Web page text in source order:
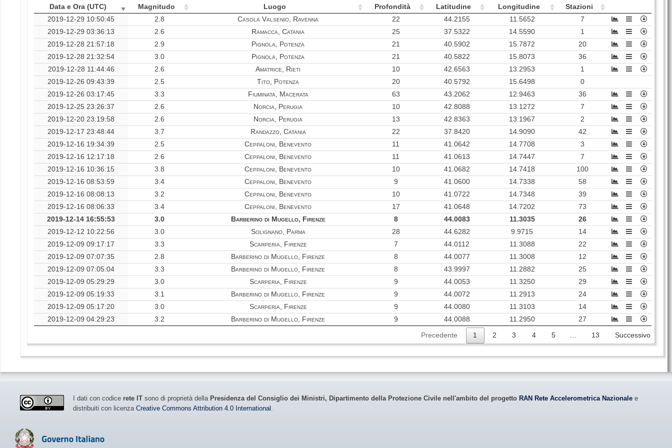
0.02 UMBT 115 16358 Umbertide (
TOD 15789 PG
SSO 15227 Sansepolcro ( AR
0.01 BVT 137 6723 Borgo Val di Taro (PR)
CMRN 6268 Camerino (MC)
Data e Ora (UTC)
Magnitudo Luogo Profondità Latitudine Longitudine
Stazioni
2019-12-29 10:50:45
2.8 Casola Valsenio, Ravenna 22 44.2155 11.5652
7
2019-12-29 03:36:13
2.6 Ramacca, Catania 25 37.5322 14.5590
1
2019-12-28 21:57:18
2.9 Pignola, Potenza 21 40.5902 15.7872
20
2019-12-28 21:32:54
3.0 Pignola, Potenza 21 40.5822 15.8073
36
2019-12-28 11:44:46
2.6 Amatrice, Rieti 10 42.6563 13.2953
1
2019-12-26 09:43:39
2.5 Tito, Potenza 20 40.5792 15.6498
0
2019-12-26 03:17:45
3.3 Fiuminata, Macerata 63 43.2062 12.9463
36
2019-12-25 23:26:37
2.6 Norcia, Perugia 10 42.8088 13.1272
7
2019-12-20 23:19:58
2.6 Norcia, Perugia 13 42.8363 13.1967
2
2019-12-17 23:48:44
3.7 Randazzo, Catania 22 37.8420 14.9090
42
2019-12-16 19:34:39
2.5 Ceppaloni, Benevento 11 41.0642 14.7708
3
2019-12-16 12:17:18
2.6 Ceppaloni, Benevento 11 41.0613 14.7447
7
2019-12-16 10:36:15
3.8 Ceppaloni, Benevento 10 41.0682 14.7418
100
2019-12-16 08:53:59
3.4 Ceppaloni, Benevento 9 41.0600 14.7338
58
2019-12-16 08:08:13
3.2 Ceppaloni, Benevento 10 41.0722 14.7348
39
2019-12-16 08:06:33
3.4 Ceppaloni, Benevento 17 41.0648 14.7202
73
2019-12-14 16:55:53
3.0 Barberino di Mugello, Firenze 8 44.0083 11.3035
26
2019-12-12 10:22:56
3.0 Solignano, Parma 28 44.6282 9.9715
14
2019-12-09 09:17:17
3.3 Scarperia, Firenze 7 44.0112 11.3088
22
2019-12-09 07:07:35
2.8 Barberino di Mugello, Firenze 8 44.0077 11.3008
12
2019-12-09 07:05:04
3.3 Barberino di Mugello, Firenze 8 43.9997 11.2882
25
2019-12-09 05:29:29
3.0 Scarperia, Firenze 9 44.0053 11.3250
29
2019-12-09 05:19:33
3.1 Barberino di Mugello, Firenze 9 44.0072 11.2913
24
2019-12-09 05:17:20
3.0 Scarperia, Firenze 9 44.0080 11.3103
14
2019-12-09 04:29:23
3.2 Barberino di Mugello, Firenze 9 44.0088 11.2950 27
Precedente 1 2 3 4 5 13 Successivo
I dati con codice rete IT sono di proprietà della Presidenza del Consiglio dei Ministri, Dipartimento della Protezione Civile nell'ambito del progetto RAN Rete Accelerometrica Nazionale e
distribuiti con licenza Creative Commons Attribution 4.0 International .